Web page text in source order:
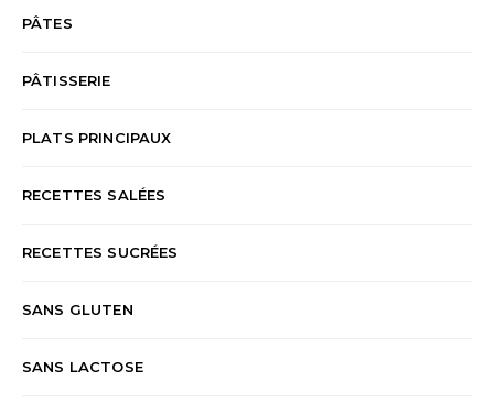
PÂTES
PÂTISSERIE
PLATS PRINCIPAUX
RECETTES SALÉES
RECETTES SUCRÉES
SANS GLUTEN
SANS LACTOSE